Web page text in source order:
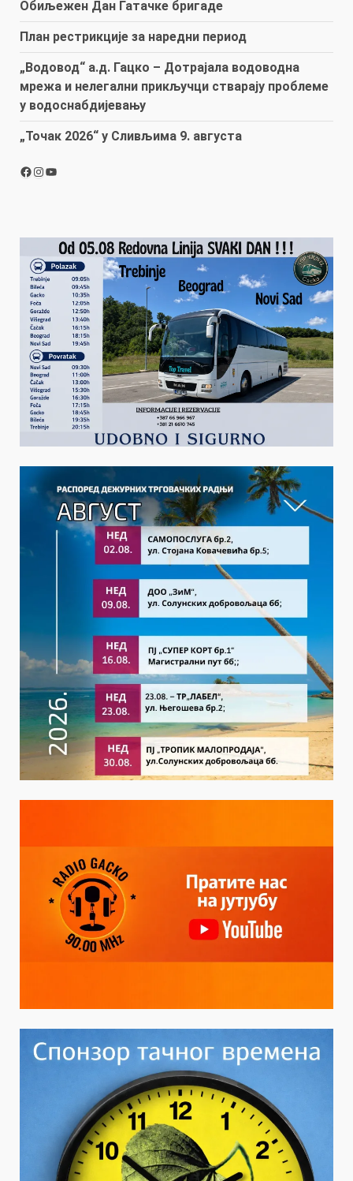
Обиљежен Дан Гатачке бригаде
План рестрикције за наредни период
„Водовод“ а.д. Гацко – Дотрајала водоводна
мрежа и нелегални прикључци стварају проблеме
у водоснабдијевању
„Точак 2026“ у Сливљима 9. августа
Facebook
Instagram
YouTube